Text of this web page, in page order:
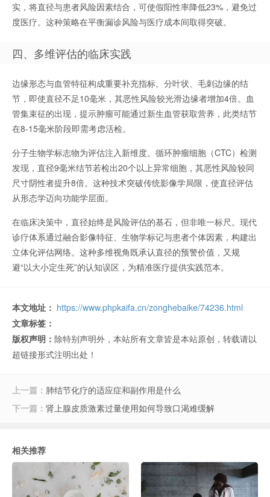
实，将直径与患者风险因素结合，可使假阳性率降低23%，避免过
度医疗。这种策略在平衡漏诊风险与医疗成本间取得突破。
四、多维评估的临床实践
边缘形态与血管特征构成重要补充指标。分叶状、毛刺边缘的结
节，即使直径不足10毫米，其恶性风险较光滑边缘者增加4倍。血
管集束征的出现，提示肿瘤可能通过新生血管获取营养，此类结节
在8-15毫米阶段即需考虑活检。
分子生物学标志物为评估注入新维度。循环肿瘤细胞（CTC）检测
发现，直径9毫米结节若检出20个以上异常细胞，其恶性风险较同
尺寸阴性者提升8倍。这种技术突破传统影像学局限，使直径评估
从形态学迈向功能学层面。
在临床决策中，直径始终是风险评估的基石，但非唯一标尺。现代
诊疗体系通过融合影像特征、生物学标记与患者个体因素，构建出
立体化评估网络。这种多维视角既承认直径的预警价值，又规
避“以大小定生死”的认知误区，为精准医疗提供实践范本。
本文地址： https://www.phpkaifa.cn/zonghebaike/74236.html
文章标签：
版权声明： 除特别声明外，本站所有文章皆是本站原创，转载请以
超链接形式注明出处！
上一篇： 肺结节化疗的适应症和副作用是什么
下一篇： 肾上腺皮质激素过量使用如何导致口渴难缓解
相关推荐